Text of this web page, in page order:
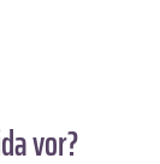
vor?